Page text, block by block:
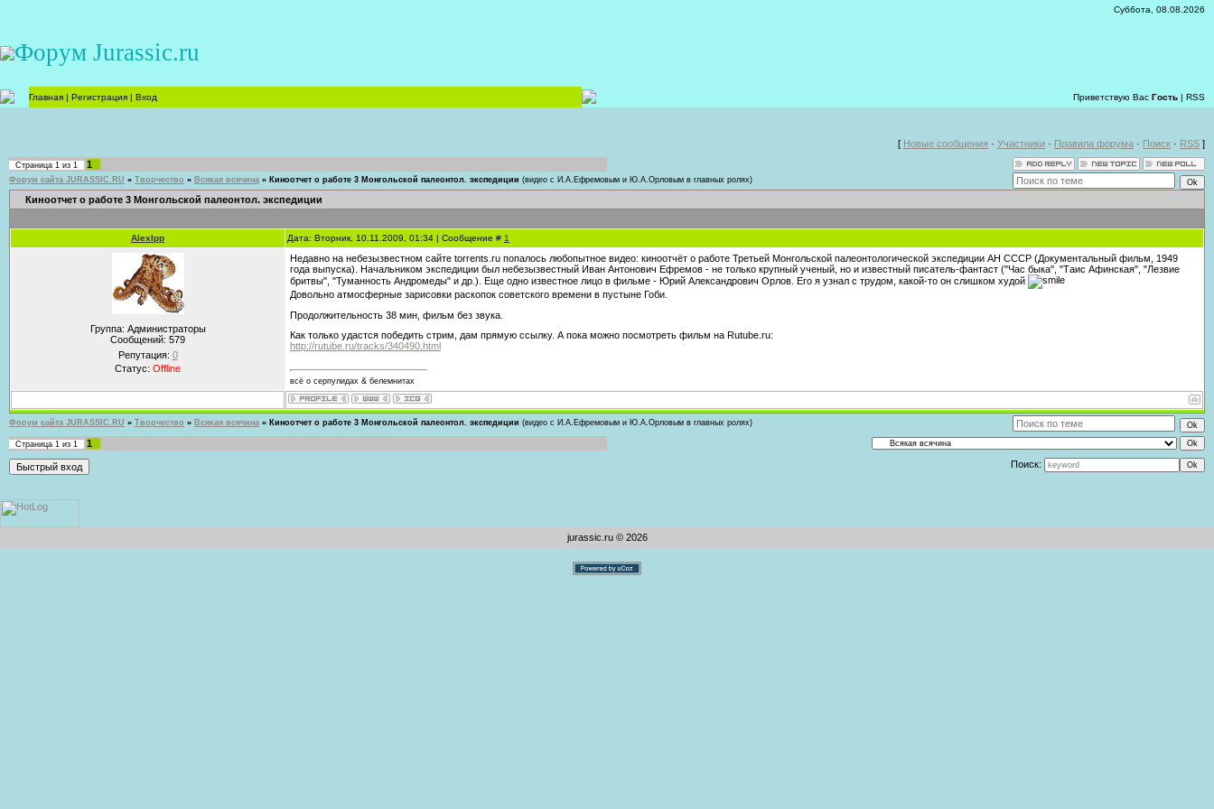
Суббота, 08.08.2026
Форум Jurassic.ru
Главная | Регистрация | Вход Приветствую Вас Гость | RSS
[ Новые сообщения · Участники · Правила форума · Поиск · RSS ]
Страница 1 из 1 1
Форум сайта JURASSIC.RU » Творчество » Всякая всячина » Киноотчет о работе 3 Монгольской палеонтол. экспедиции (видео с И.А.Ефремовым и Ю.А.Орловым в главных ролях)
Киноотчет о работе 3 Монгольской палеонтол. экспедиции
AlexIpp Дата: Вторник, 10.11.2009, 01:34 | Сообщение # 1
Группа: Администраторы
Сообщений: 579
Репутация: 0
Статус: Offline
Недавно на небезызвестном сайте torrents.ru попалось любопытное видео: киноотчёт о работе Третьей Монгольской палеонтологической экспедиции АН СССР (Документальный фильм, 1949
года выпуска). Начальником экспедиции был небезызвестный Иван Антонович Ефремов - не только крупный ученый, но и известный писатель-фантаст ("Час быка", "Таис Афинская", "Лезвие
бритвы", "Туманность Андромеды" и др.). Еще одно известное лицо в фильме - Юрий Александрович Орлов. Его я узнал с трудом, какой-то он слишком худой
Довольно атмосферные зарисовки раскопок советского времени в пустыне Гоби.
Продолжительность 38 мин, фильм без звука.
Как только удастся победить стрим, дам прямую ссылку. А пока можно посмотреть фильм на Rutube.ru:
http://rutube.ru/tracks/340490.html
всё о серпулидах & белемнитах
Форум сайта JURASSIC.RU » Творчество » Всякая всячина » Киноотчет о работе 3 Монгольской палеонтол. экспедиции (видео с И.А.Ефремовым и Ю.А.Орловым в главных ролях)
Страница 1 из 1
1
Поиск:
jurassic.ru © 2026